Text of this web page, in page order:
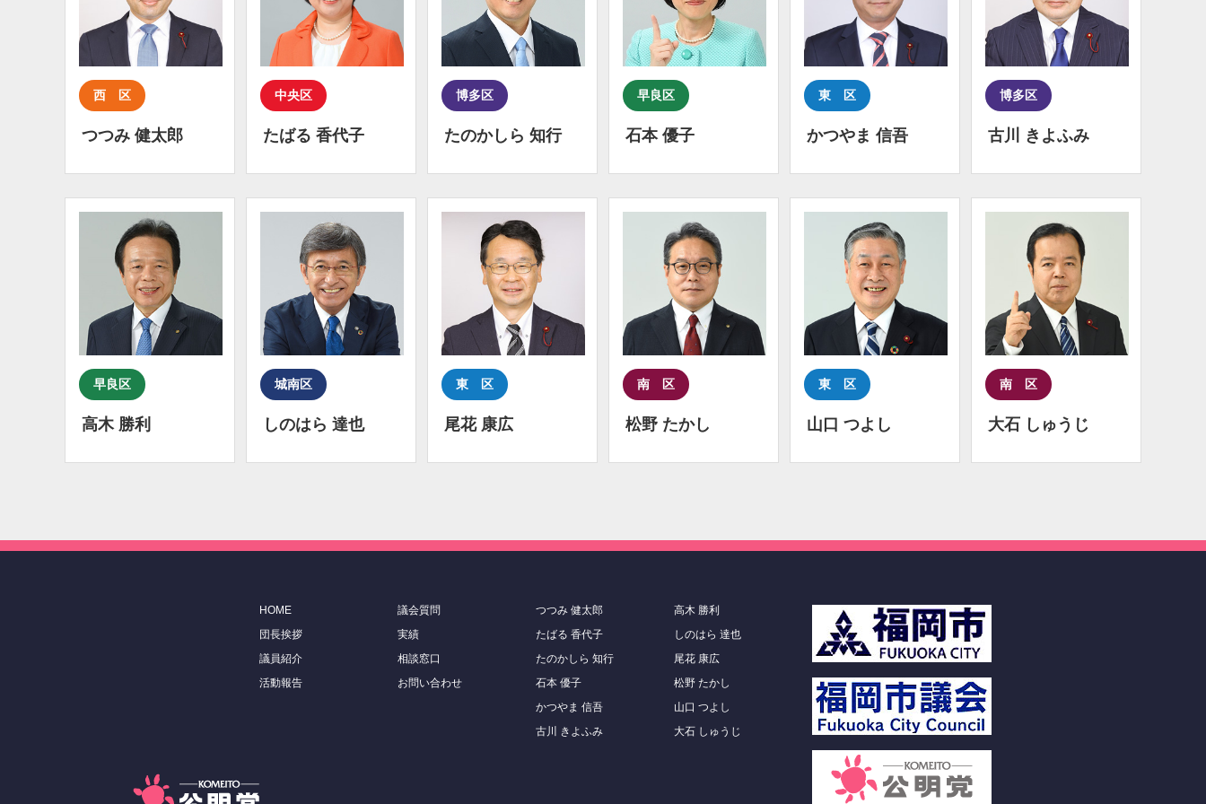
西 区
つつみ 健太郎
中央区
たばる 香代子
博多区
たのかしら 知行
早良区
石本 優子
東 区
かつやま 信吾
博多区
古川 きよふみ
早良区
高木 勝利
城南区
しのはら 達也
東 区
尾花 康広
南 区
松野 たかし
東 区
山口 つよし
南 区
大石 しゅうじ
HOME
団長挨拶
議員紹介
活動報告
議会質問
実績
相談窓口
お問い合わせ
つつみ 健太郎
たばる 香代子
たのかしら 知行
石本 優子
かつやま 信吾
古川 きよふみ
高木 勝利
しのはら 達也
尾花 康広
松野 たかし
山口 つよし
大石 しゅうじ